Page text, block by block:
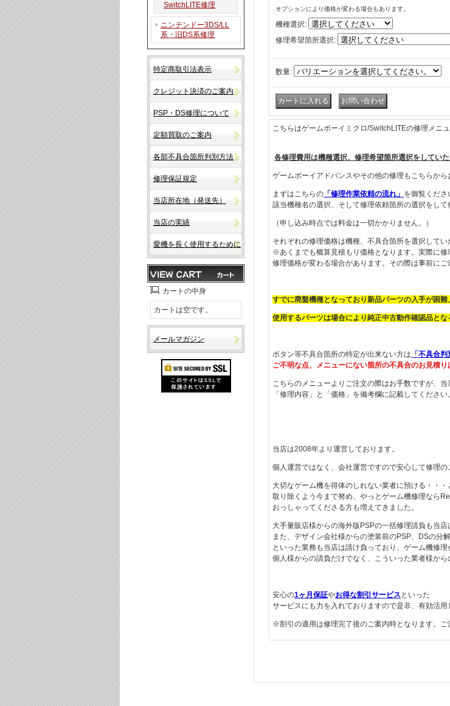
SwitchLITE修理
ニンテンドー3DS/LL
系・旧DS系修理
特定商取引法表示
クレジット決済のご案内
PSP・DS修理について
定額買取のご案内
各部不具合箇所判別方法
修理保証規定
当店所在地（発送先）
当店の実績
愛機を長く使用するために
カートの中身
カートは空です。
メールマガジン
オプションにより価格が変わる場合もあります。
機種選択:
修理希望箇所選択:
数量:
こちらはゲームボーイミクロ/SwitchLITEの修理メニュ
各修理費用は機種選択、修理希望箇所選択をしてい
ゲームボーイアドバンスやその他の修理もこちらか
まずはこちらの 「修理作業依頼の流れ」 を御覧くださ
該当機種名の選択、そして修理依頼箇所の選択をして
（申し込み時点では料金は一切かかりません。）
それぞれの修理価格は機種、不具合箇所を選択してい
※あくまでも概算見積もり価格となります。実際に
修理価格が変わる場合があります。その際は事前にご
すでに廃盤機種となっており新品パーツの入手が困
使用するパーツは場合により純正中古動作確認品とな
ボタン等不具合箇所の特定が出来ない方は 「不具合
ご不明な点、メニューにない箇所の不具合のお見積り
こちらのメニューよりご注文の際はお手数ですが、当
「修理内容」と「価格」を備考欄に記載してください。
当店は2008年より運営しております。
個人運営ではなく、会社運営ですので安心して修理の
大切なゲーム機を得体のしれない業者に預ける・・・
取り除くよう今まで努め、やっとゲーム機修理なら
おっしゃってくださる方も増えてきました。
大手量販店様からの海外版PSPの一括修理請負も当店
また、デザイン会社様からの塗装前のPSP、DSの分
といった業務も当店は請け負っており、ゲーム機修理
個人様からの請負だけでなく、こういった業者様から
安心の1ヶ月保証やお得な割引サービス といった
サービスにも力を入れておりますので是非、有効活用
※割引の適用は修理完了後のご案内時となります。ご